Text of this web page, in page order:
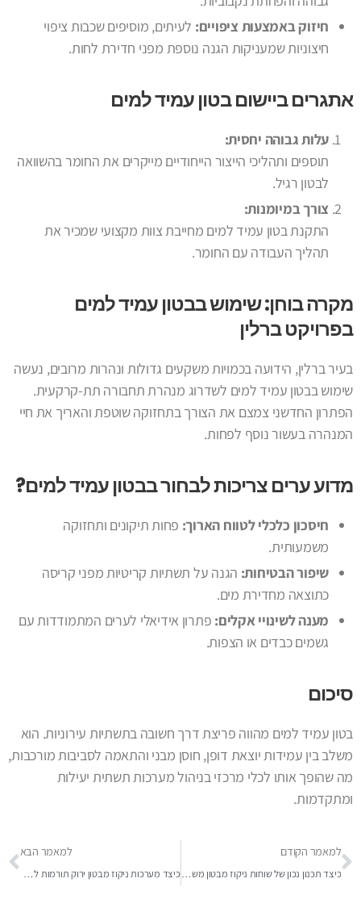
חיזוק באמצעות ציפויים: לעיתים, מוסיפים שכבות ציפוי
חיצוניות שמעניקות הגנה נוספת מפני חדירת לחות.
אתגרים ביישום בטון עמיד למים
עלות גבוהה יחסית:
תוספים ותהליכי הייצור הייחודיים מייקרים את החומר בהשוואה
לבטון רגיל.
צורך במיומנות:
התקנת בטון עמיד למים מחייבת צוות מקצועי שמכיר את
תהליך העבודה עם החומר.
מקרה בוחן: שימוש בבטון עמיד למים
בפרויקט ברלין
בעיר ברלין, הידועה בכמויות משקעים גדולות ונהרות מרובים, נעשה
שימוש בבטון עמיד למים לשדרוג מנהרת תחבורה תת-קרקעית.
הפתרון החדשני צמצם את הצורך בתחזוקה שוטפת והאריך את חיי
המנהרה בעשור נוסף לפחות.
מדוע ערים צריכות לבחור בבטון עמיד למים?
חיסכון כלכלי לטווח הארוך: פחות תיקונים ותחזוקה
משמעותית.
שיפור הבטיחות: הגנה על תשתיות קריטיות מפני קריסה
כתוצאה מחדירת מים.
מענה לשינויי אקלים: פתרון אידיאלי לערים המתמודדות עם
גשמים כבדים או הצפות.
סיכום
בטון עמיד למים מהווה פריצת דרך חשובה בתשתיות עירוניות. הוא
משלב בין עמידות יוצאת דופן, חוסן מבני והתאמה לסביבות מורכבות,
מה שהופך אותו לכלי מרכזי בניהול מערכות תשתית יעילות
ומתקדמות.
למאמר הקודם
כיצד תכנון נכון של שוחות ניקוז מבטון משנה את תפקוד העיר שלך?
למאמר הבא
כיצד מערכות ניקוז מבטון ירוק תורמות לעתיד בר-קיימא בערים?